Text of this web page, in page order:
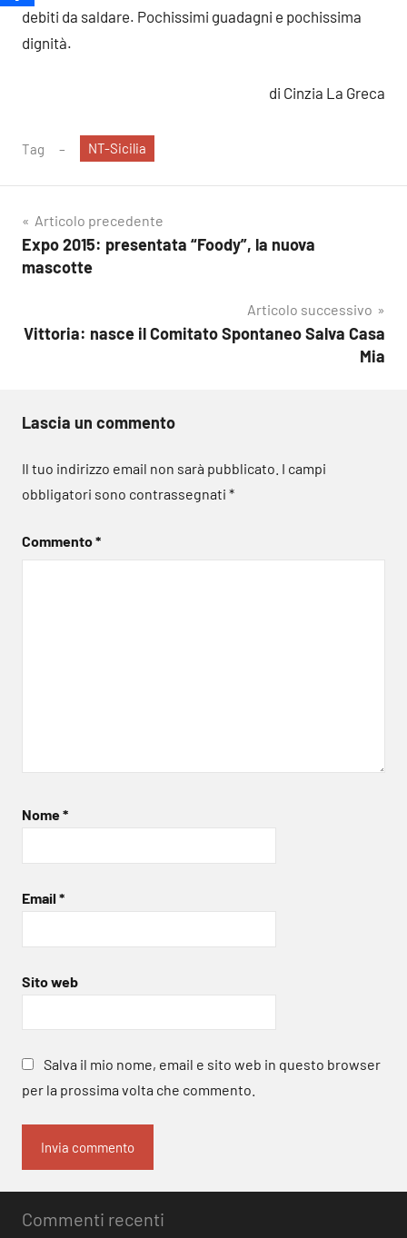
debiti da saldare. Pochissimi guadagni e pochissima
dignità.
di Cinzia La Greca
Tag NT-Sicilia
Navigazione
articoli
Articolo precedente
Expo 2015: presentata “Foody”, la nuova
mascotte
Articolo successivo
Vittoria: nasce il Comitato Spontaneo Salva Casa
Mia
Lascia un commento
Il tuo indirizzo email non sarà pubblicato. I campi
obbligatori sono contrassegnati *
Commento*
Nome*
Email *
Sito web
Salva il mio nome, email e sito web in questo browser
per la prossima volta che commento.
Commenti recenti